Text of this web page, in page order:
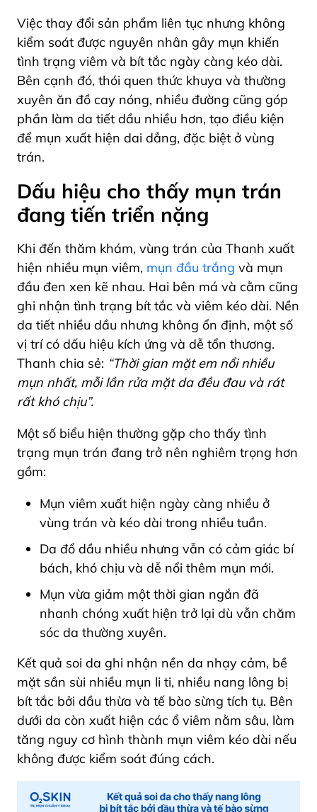
Việc thay đổi sản phẩm liên tục nhưng không
kiểm soát được nguyên nhân gây mụn khiến
tình trạng viêm và bít tắc ngày càng kéo dài.
Bên cạnh đó, thói quen thức khuya và thường
xuyên ăn đồ cay nóng, nhiều đường cũng góp
phần làm da tiết dầu nhiều hơn, tạo điều kiện
để mụn xuất hiện dai dẳng, đặc biệt ở vùng
trán.
Dấu hiệu cho thấy mụn trán
đang tiến triển nặng
Khi đến thăm khám, vùng trán của Thanh xuất
hiện nhiều mụn viêm, mụn đầu trắng và mụn
đầu đen xen kẽ nhau. Hai bên má và cằm cũng
ghi nhận tình trạng bít tắc và viêm kéo dài. Nền
da tiết nhiều dầu nhưng không ổn định, một số
vị trí có dấu hiệu kích ứng và dễ tổn thương.
Thanh chia sẻ: “Thời gian mặt em nổi nhiều
mụn nhất, mỗi lần rửa mặt da đều đau và rát
rất khó chịu”.
Một số biểu hiện thường gặp cho thấy tình
trạng mụn trán đang trở nên nghiêm trọng hơn
gồm:
Mụn viêm xuất hiện ngày càng nhiều ở
vùng trán và kéo dài trong nhiều tuần.
Da đổ dầu nhiều nhưng vẫn có cảm giác bí
bách, khó chịu và dễ nổi thêm mụn mới.
Mụn vừa giảm một thời gian ngắn đã
nhanh chóng xuất hiện trở lại dù vẫn chăm
sóc da thường xuyên.
Kết quả soi da ghi nhận nền da nhạy cảm, bề
mặt sần sùi nhiều mụn li ti, nhiều nang lông bị
bít tắc bởi dầu thừa và tế bào sừng tích tụ. Bên
dưới da còn xuất hiện các ổ viêm nằm sâu, làm
tăng nguy cơ hình thành mụn viêm kéo dài nếu
không được kiểm soát đúng cách.